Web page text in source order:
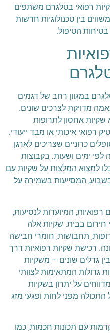
רפואי בטלגרם משתפים
בין טכנולוגיות חדשות
בטיחות הטיפול.
במגוון רחב של דגמים
מדויקת לצרכים שונים.
שקיות אחסון לתרופות
רפואי איכותי או מבד ייעודי.
כרוניים שצריכים לארגן
לפי ימים ושעות. בקבוצות
למצוא המלצות על שקיות עם
המסייעות בשמירה על
רפואיות, המיועדות לנסיעות,
חירום בבית. שקיות אלה
תחבושות, חומרי חבישה
רכישת שקיות רפואיות דרך
גדלים שונים – משקיות
גדולות המתאימות לצוותי
על יתרון בשקיות
התכולה מפני לחות ופגעי מזג
עם תכונות חכמות, כמו